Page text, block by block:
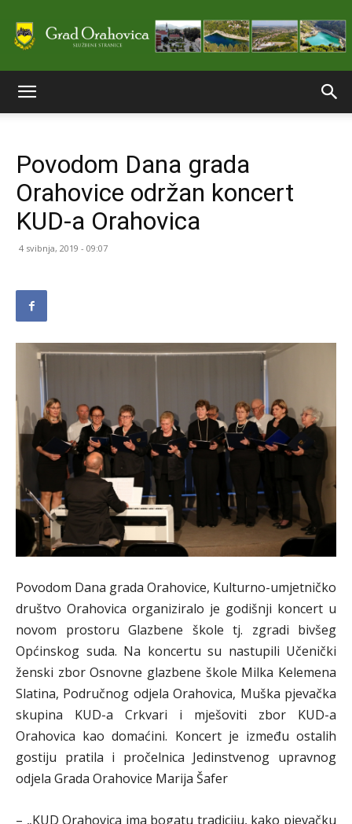
stranice
Grada
Povodom Dana grada
Orahovice održan koncert
KUD-a Orahovica
4 svibnja, 2019 - 09:07
Povodom Dana grada Orahovice, Kulturno-umjetničko
društvo Orahovica organiziralo je godišnji koncert u
novom prostoru Glazbene škole tj. zgradi bivšeg
Općinskog suda. Na koncertu su nastupili Učenički
ženski zbor Osnovne glazbene škole Milka Kelemena
Slatina, Područnog odjela Orahovica, Muška pjevačka
skupina KUD-a Crkvari i mješoviti zbor KUD-a
Orahovica kao domaćini. Koncert je između ostalih
gostiju pratila i pročelnica Jedinstvenog upravnog
odjela Grada Orahovice Marija Šafer
– „KUD Orahovica ima bogatu tradiciju, kako pjevačku